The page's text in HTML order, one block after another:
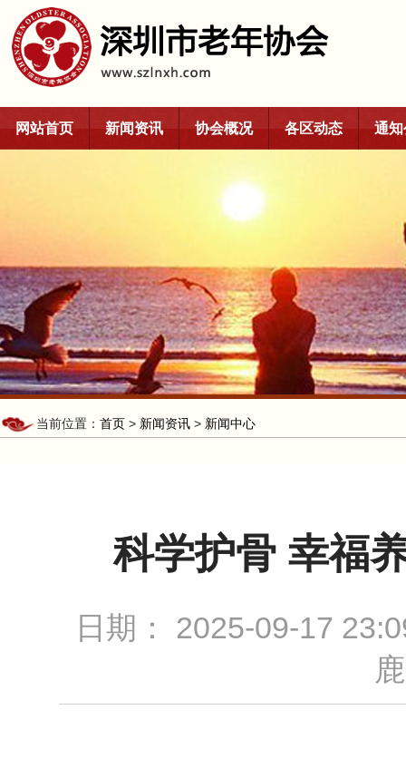
网站首页 新闻资讯 协会概况 各区动态 通
当前位置： 首页 > 新闻资讯 > 新闻中心
科学护骨 幸福
日期： 2025-09-17